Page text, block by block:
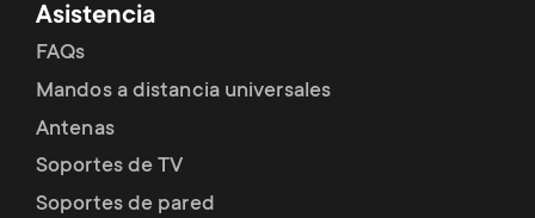
Asistencia
FAQs
Mandos a distancia universales
Antenas
Soportes de TV
Soportes de pared